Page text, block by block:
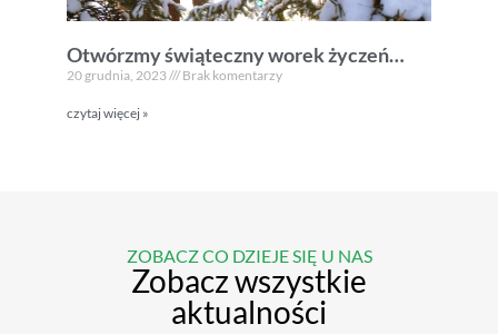
Otwórzmy świąteczny worek życzeń…
20 grudnia, 2023 Brak komentarzy
czytaj więcej »
ZOBACZ CO DZIEJE SIĘ U NAS
Zobacz wszystkie
aktualności